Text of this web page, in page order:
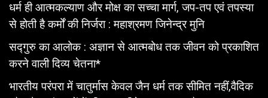
धर्म ही आत्मकल्याण और मोक्ष का सच्चा मार्ग, जप-तप एवं तपस्या
से होती है कर्मों की निर्जरा : महाश्रमण जिनेन्द्र मुनि
सद्गुरु का आलोक : अज्ञान से आत्मबोध तक जीवन को प्रकाशित
करने वाली दिव्य चेतना*
भारतीय परंपरा में चातुर्मास केवल जैन धर्म तक सीमित नहीं,वैदिक